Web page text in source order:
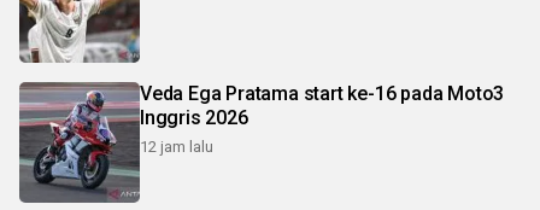
Veda Ega Pratama start ke-16 pada Moto3
Inggris 2026
12 jam lalu